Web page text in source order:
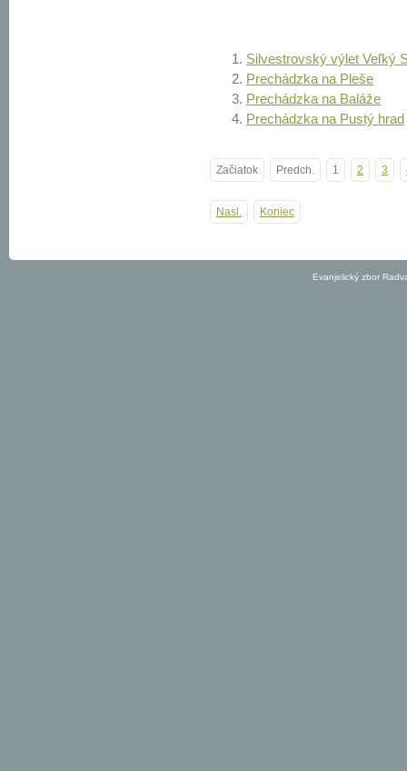
Silvestrovský výlet Veľký
Prechádzka na Pleše
Prechádzka na Baláže
Prechádzka na Pustý hrad
Začiatok Predch. 1 2 3
Nasl. Koniec
Evanjelický zbor